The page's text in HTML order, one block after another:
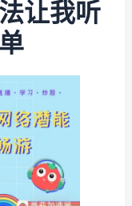
让我听